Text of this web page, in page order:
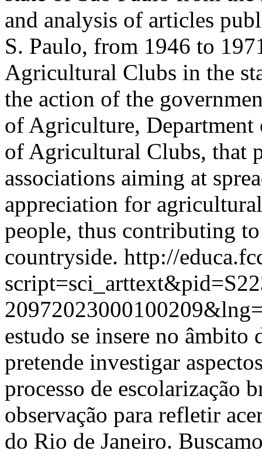
and analysis of articles
S. Paulo, from 1946 to
Agricultural Clubs in the
the action of the
of Agriculture, Department
of Agricultural Clubs, that
associations aiming at
appreciation for
people, thus contributing
countryside. http://
estudo se insere no âmbito
pretende investigar
processo de escolarização
observação para refletir
do Rio de Janeiro.